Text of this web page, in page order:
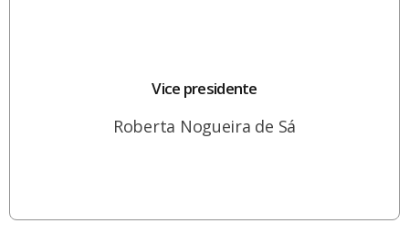
Vice presidente
Roberta Nogueira de Sá